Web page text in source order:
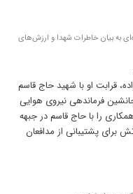
به بیان خاطرات شهدا و ارزش‌های
قرابت او با شهید حاج قاسم
فرماندهی نیروی هوایی
را با حاج قاسم در جبهه
برای پشتیبانی از مدافعان